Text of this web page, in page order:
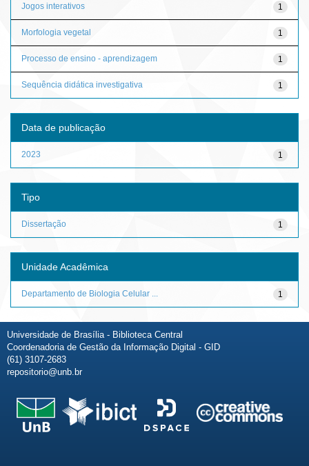
1
Jogos interativos
1
Morfologia vegetal
1
Processo de ensino - aprendizagem
1
Sequência didática investigativa
Data de publicação
1
2023
Tipo
1
Dissertação
Unidade Acadêmica
1
Departamento de Biologia Celular ...
Universidade de Brasília - Biblioteca Central
Coordenadoria de Gestão da Informação Digital - GID
(61) 3107-2683
repositorio@unb.br